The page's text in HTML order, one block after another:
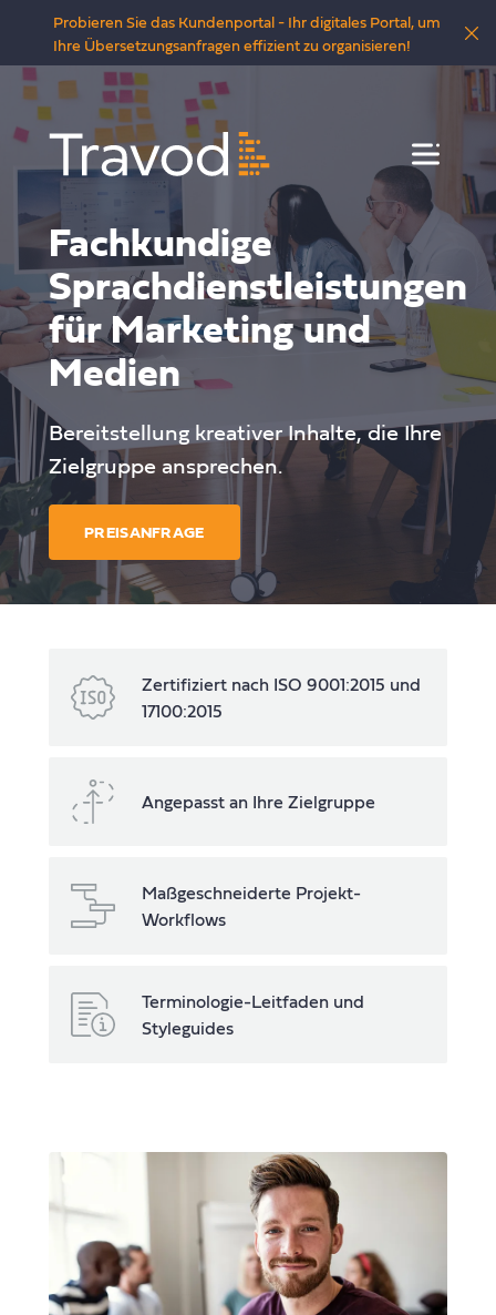
Probieren Sie das Kundenportal - Ihr digitales Portal, um
Ihre Übersetzungsanfragen effizient zu organisieren!
Menü
Fachkundige
Sprachdienstleistungen
für Marketing und
Medien
Bereitstellung kreativer Inhalte, die Ihre
Zielgruppe ansprechen.
PREISANFRAGE
Zertifiziert nach ISO 9001:2015 und
17100:2015
Angepasst an Ihre Zielgruppe
Maßgeschneiderte Projekt-
Workflows
Terminologie-Leitfaden und
Styleguides